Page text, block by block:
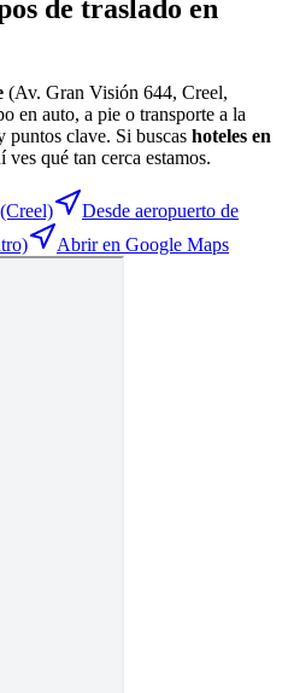
de traslado en
(Av. Gran Visión 644, Creel,
en auto, a pie o transporte a la
puntos clave. Si buscas hoteles en
qué tan cerca estamos.
Desde aeropuerto de
Abrir en Google Maps